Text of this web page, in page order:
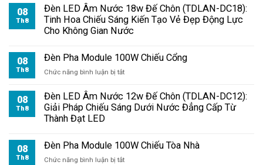
Pha
Module
100W
Chiếu
Vườn
08
Th8
Đèn LED Âm Nước 18w Đế Chôn (TDLAN-DC18):
Tinh Hoa Chiếu Sáng Kiến Tạo Vẻ Đẹp Động Lực
Cho Không Gian Nước
08
Th8
Đèn Pha Module 100W Chiếu Cổng
Chức năng bình luận bị tắtở
Pha
Module
100W
08
Th8
Đèn LED Âm Nước 12w Đế Chôn (TDLAN-DC12):
Giải Pháp Chiếu Sáng Dưới Nước Đẳng Cấp Từ
Thành Đạt LED
08
Th8
Đèn Pha Module 100W Chiếu Tòa Nhà
Chức năng bình luận bị tắtở